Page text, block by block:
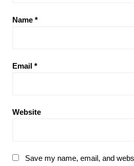
Name *
Email *
Website
Save my name, email, and